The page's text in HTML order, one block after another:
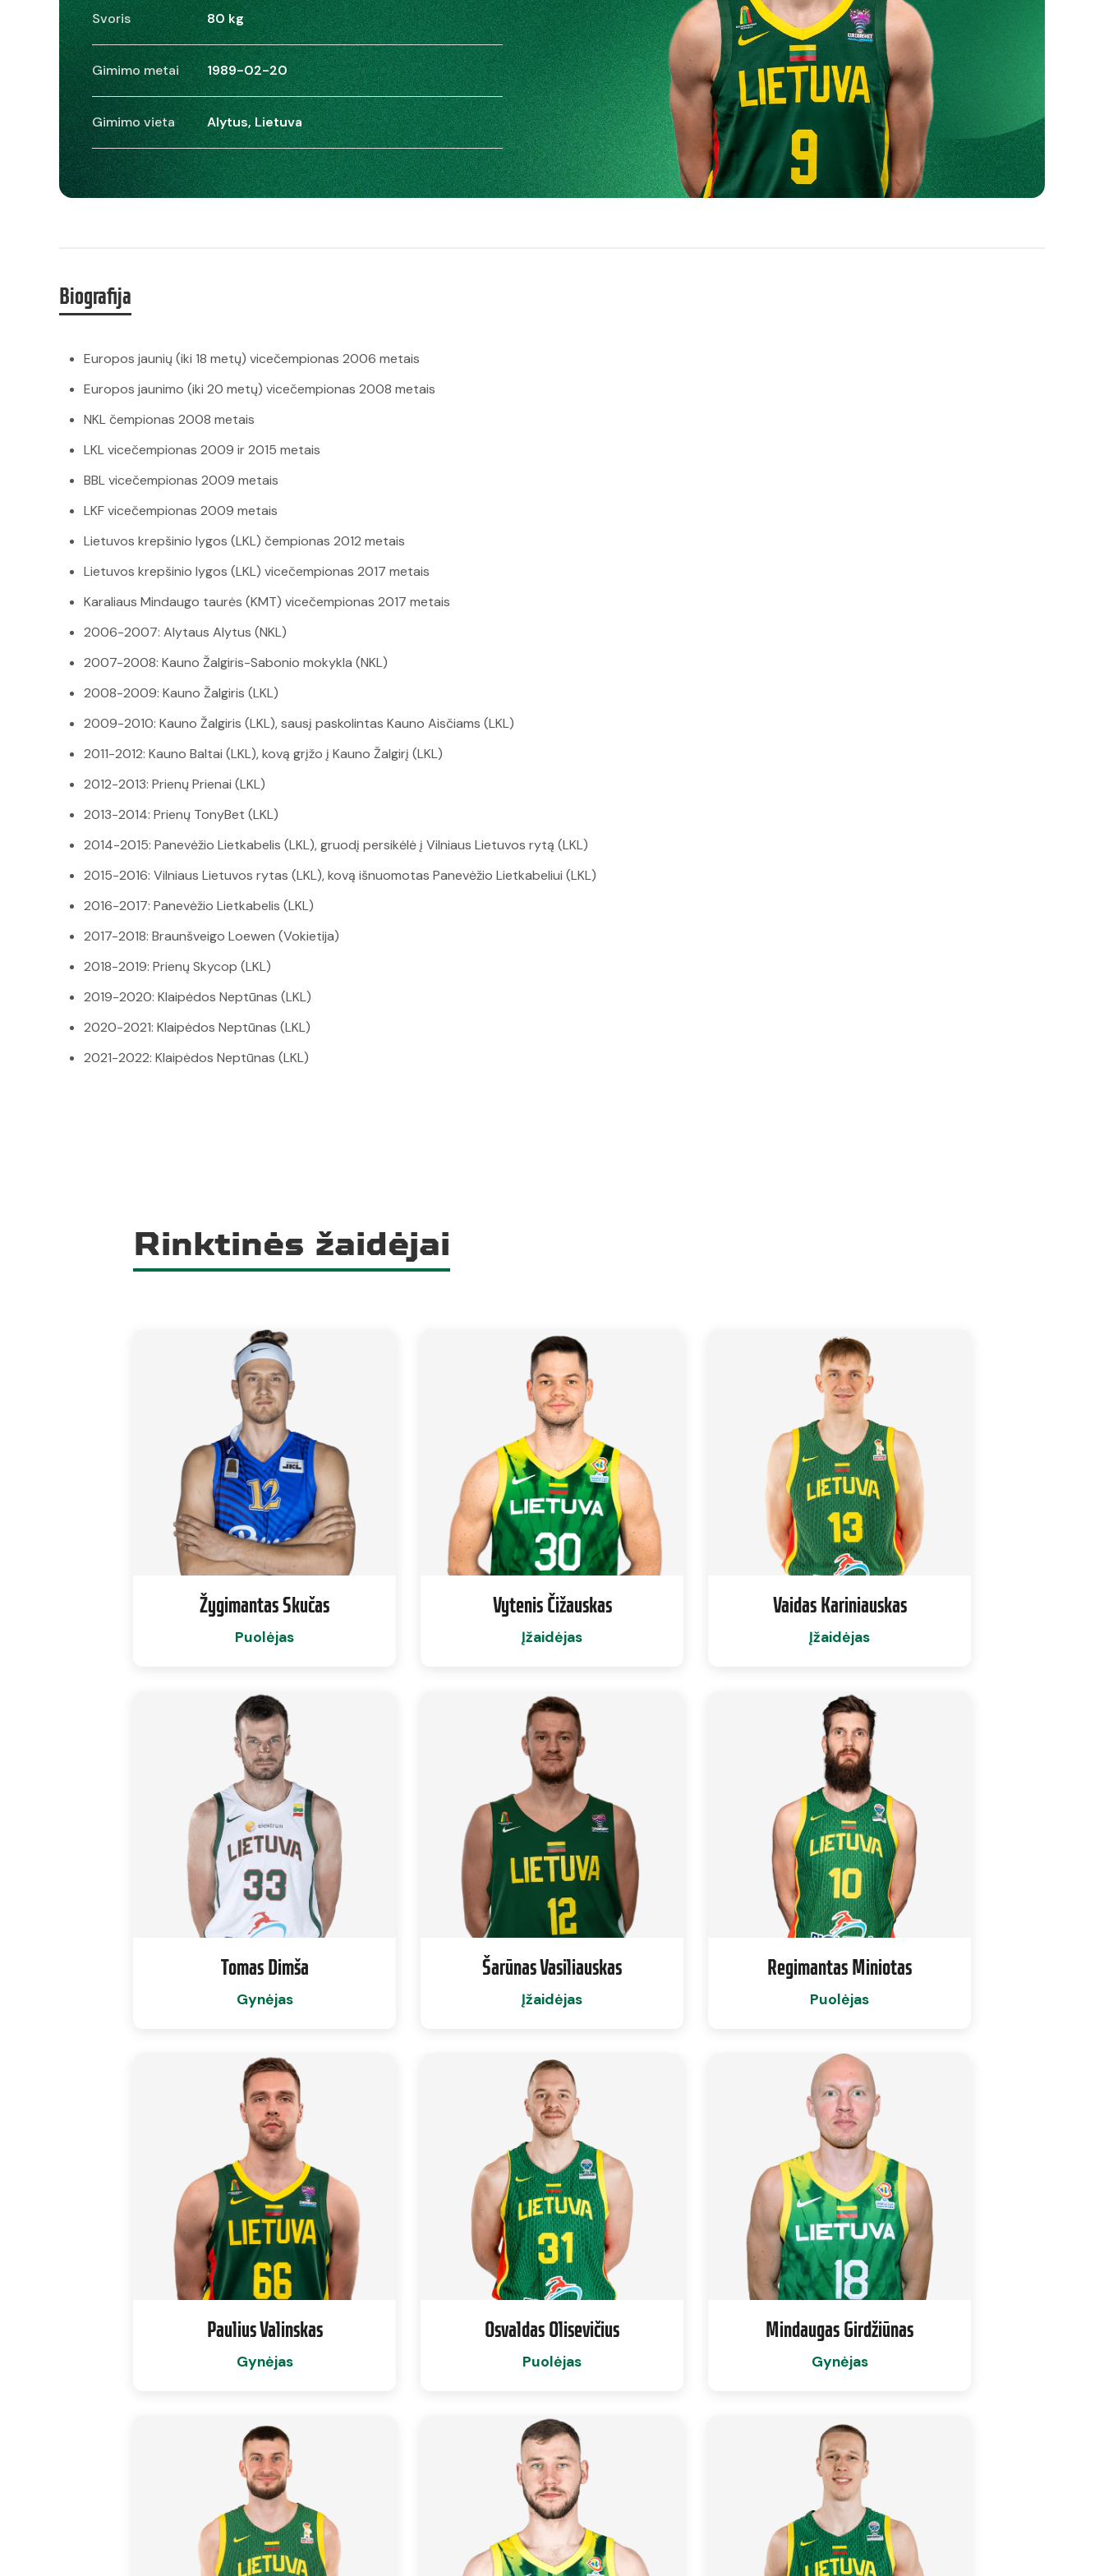
Svoris 80 kg
Gimimo metai 1989-02-20
Gimimo vieta Alytus, Lietuva
Biografija
Europos jaunių (iki 18 metų) vicečempionas 2006 metais
Europos jaunimo (iki 20 metų) vicečempionas 2008 metais
NKL čempionas 2008 metais
LKL vicečempionas 2009 ir 2015 metais
BBL vicečempionas 2009 metais
LKF vicečempionas 2009 metais
Lietuvos krepšinio lygos (LKL) čempionas 2012 metais
Lietuvos krepšinio lygos (LKL) vicečempionas 2017 metais
Karaliaus Mindaugo taurės (KMT) vicečempionas 2017 metais
2006-2007: Alytaus Alytus (NKL)
2007-2008: Kauno Žalgiris-Sabonio mokykla (NKL)
2008-2009: Kauno Žalgiris (LKL)
2009-2010: Kauno Žalgiris (LKL), sausį paskolintas Kauno Aisčiams (LKL)
2011-2012: Kauno Baltai (LKL), kovą grįžo į Kauno Žalgirį (LKL)
2012-2013: Prienų Prienai (LKL)
2013-2014: Prienų TonyBet (LKL)
2014-2015: Panevėžio Lietkabelis (LKL), gruodį persikėlė į Vilniaus Lietuvos rytą (LKL)
2015-2016: Vilniaus Lietuvos rytas (LKL), kovą išnuomotas Panevėžio Lietkabeliui (LKL)
2016-2017: Panevėžio Lietkabelis (LKL)
2017-2018: Braunšveigo Loewen (Vokietija)
2018-2019: Prienų Skycop (LKL)
2019-2020: Klaipėdos Neptūnas (LKL)
2020-2021: Klaipėdos Neptūnas (LKL)
2021-2022: Klaipėdos Neptūnas (LKL)
Rinktinės žaidėjai
Žygimantas Skučas
Puolėjas
Vytenis Čižauskas
Įžaidėjas
Vaidas Kariniauskas
Įžaidėjas
Tomas Dimša
Gynėjas
Šarūnas Vasiliauskas
Įžaidėjas
Regimantas Miniotas
Puolėjas
Paulius Valinskas
Gynėjas
Osvaldas Olisevičius
Puolėjas
Mindaugas Girdžiūnas
Gynėjas